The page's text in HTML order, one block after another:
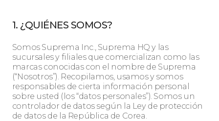
1. ¿QUIÉNES SOMOS?
Somos Suprema Inc., Suprema HQ y las
sucursales y filiales que comercializan como las
marcas conocidas con el nombre de Suprema
(“Nosotros”). Recopilamos, usamos y somos
responsables de cierta información personal
sobre usted (los “datos personales”). Somos un
controlador de datos según la Ley de protección
de datos de la República de Corea.